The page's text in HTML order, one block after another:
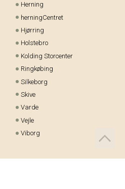
Herning
herningCentret
Hjørring
Holstebro
Kolding Storcenter
Ringkøbing
Silkeborg
Skive
Varde
Vejle
Viborg